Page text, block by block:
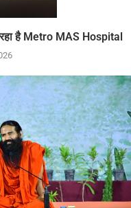
है Metro MAS Hospital